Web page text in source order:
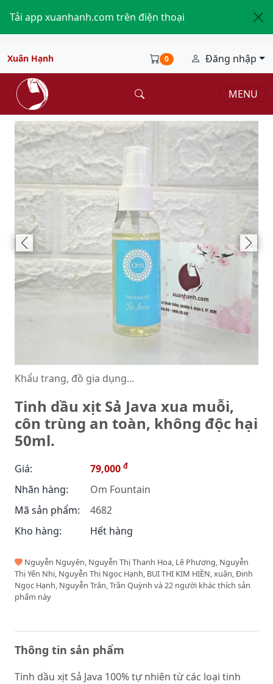
Tải app xuanhanh.com trên điện thoại
Xuân Hạnh 0 Đăng nhập
MENU
Khẩu trang, đồ gia dụng...
Tinh dầu xịt Sả Java xua muỗi,
côn trùng an toàn, không độc hại
50ml.
Giá: 79,000 đ
Nhãn hàng:
Om Fountain
Mã sản phẩm:
4682
Kho hàng:
Hết hàng
Nguyễn Nguyên, Nguyễn Thị Thanh Hoa, Lê Phương, Nguyễn
Thị Yến Nhi, Nguyễn Thị Ngọc Hạnh, BUI THI KIM HIỀN, xuân, Đinh
Ngọc Hạnh, Nguyễn Trân, Trần Quỳnh và 22 người khác thích sản
phẩm này
Thông tin sản phẩm
Tinh dầu xịt Sả Java 100% tự nhiên từ các loại tinh